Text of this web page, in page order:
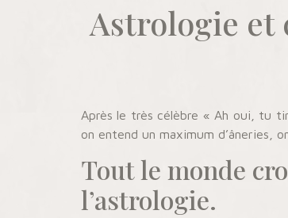
Astrologie et
Après le très célèbre « Ah oui, tu
on entend un maximum d’âneries,
Tout le monde
l’astrologie.